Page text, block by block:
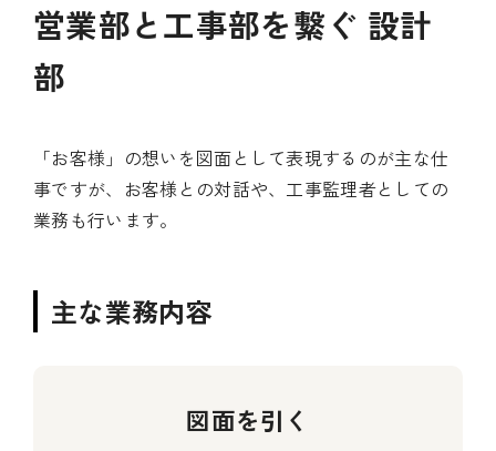
営業部と工事部を繋ぐ 設計
部
「お客様」の想いを図面として表現するのが主な仕
事ですが、お客様との対話や、工事監理者としての
業務も行います。
主な業務内容
図面を引く